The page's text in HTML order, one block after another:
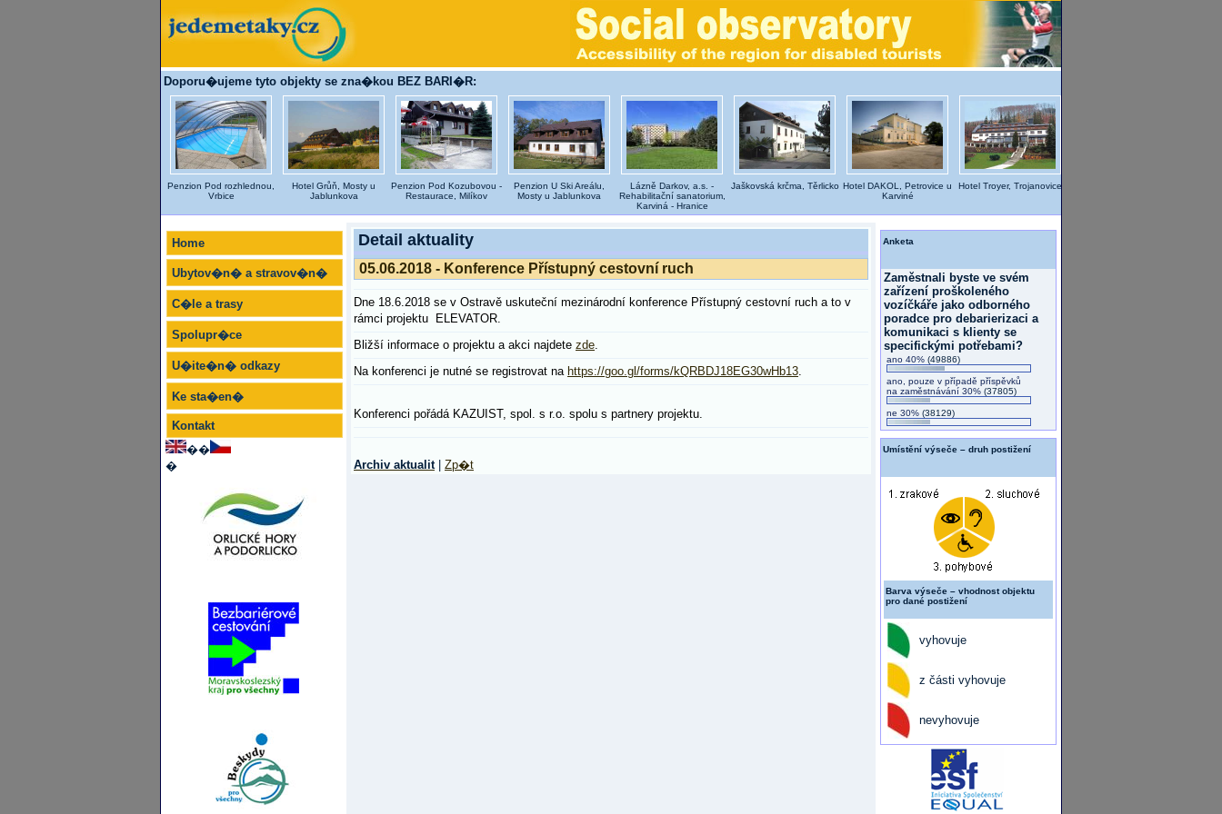
Doporu�ujeme tyto objekty se zna�kou BEZ BARI�R:
Penzion Pod rozhlednou,
Vrbice
Hotel Grůň, Mosty u
Jablunkova
Penzion Pod Kozubovou -
Restaurace, Milíkov
Penzion U Ski Areálu,
Mosty u Jablunkova
Lázně Darkov, a.s. -
Rehabilitační sanatorium,
Karviná - Hranice
Jaškovská krčma, Těrlicko Hotel DAKOL, Petrovice u
Karviné
Hotel Troyer, Trojanovice
Home
Ubytov�n� a stravov�n�
C�le a trasy
Spolupr�ce
U�ite�n� odkazy
Ke sta�en�
Kontakt
��
�
Detail aktuality
05.06.2018 - Konference Přístupný cestovní ruch
Dne 18.6.2018 se v Ostravě uskuteční mezinárodní konference Přístupný cestovní ruch a to v
rámci projektu ELEVATOR.
Bližší informace o projektu a akci najdete zde.
Na konferenci je nutné se registrovat na https://goo.gl/forms/kQRBDJ18EG30wHb13.
Konferenci pořádá KAZUIST, spol. s r.o. spolu s partnery projektu.
Archiv aktualit| Zp�t
Anketa
Zaměstnali byste ve svém
zařízení proškoleného
vozíčkáře jako odborného
poradce pro debarierizaci a
komunikaci s klienty se
specifickými potřebami?
ano 40% (49886)
ano, pouze v případě příspěvků
na zaměstnávání 30% (37805)
ne 30% (38129)
Umístění výseče – druh postižení
Barva výseče – vhodnost objektu
pro dané postižení
vyhovuje
z části vyhovuje
nevyhovuje